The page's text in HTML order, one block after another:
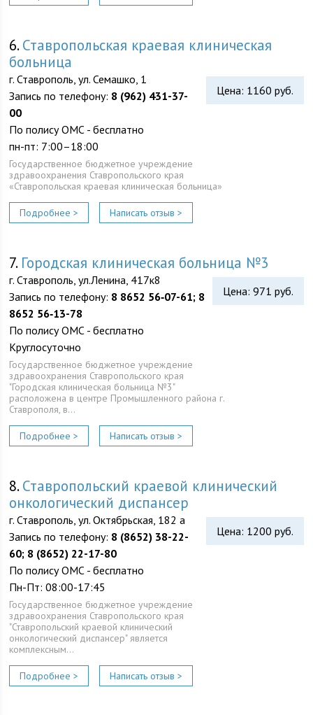
6.Ставропольская краевая клиническая
больница
Цена: 1160 руб.
г. Ставрополь, ул. Семашко, 1
Запись по телефону: 8 (962) 431-37-
00
По полису ОМС - бесплатно
пн-пт: 7:00–18:00
Государственное бюджетное учреждение
здравоохранения Ставропольского края
«Ставропольская краевая клиническая больница»
Подробнее > Написать отзыв >
7. Городская клиническая больница №3
Цена: 971 руб.
г. Ставрополь, ул.Ленина, 417к8
Запись по телефону: 8 8652 56‑07-61; 8
8652 56‑13-78
По полису ОМС - бесплатно
Круглосуточно
Государственное бюджетное учреждение
здравоохранения Ставропольского края
"Городская клиническая больница №3"
расположена в центре Промышленного района г.
Ставрополя, в…
Подробнее > Написать отзыв >
8.Ставропольский краевой клинический
онкологический диспансер
Цена: 1200 руб.
г. Ставрополь, ул. Октябрьская, 182 а
Запись по телефону: 8 (8652) 38-22-
60; 8 (8652) 22-17-80
По полису ОМС - бесплатно
Пн-Пт: 08:00-17:45
Государственное бюджетное учреждение
здравоохранения Ставропольского края
"Ставропольский краевой клинический
онкологический диспансер" является
комплексным…
Подробнее > Написать отзыв >